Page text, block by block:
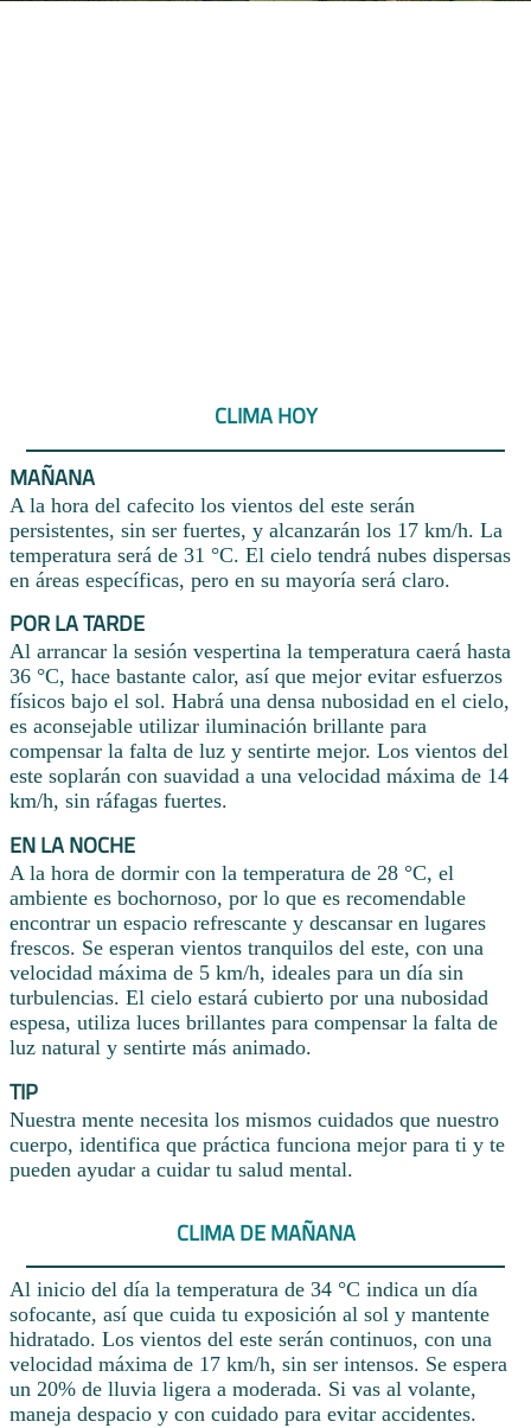
CLIMA HOY
MAÑANA
A la hora del cafecito los vientos del este serán
persistentes, sin ser fuertes, y alcanzarán los 17 km/h. La
temperatura será de 31 °C. El cielo tendrá nubes dispersas
en áreas específicas, pero en su mayoría será claro.
POR LA TARDE
Al arrancar la sesión vespertina la temperatura caerá hasta
36 °C, hace bastante calor, así que mejor evitar esfuerzos
físicos bajo el sol. Habrá una densa nubosidad en el cielo,
es aconsejable utilizar iluminación brillante para
compensar la falta de luz y sentirte mejor. Los vientos del
este soplarán con suavidad a una velocidad máxima de 14
km/h, sin ráfagas fuertes.
EN LA NOCHE
A la hora de dormir con la temperatura de 28 °C, el
ambiente es bochornoso, por lo que es recomendable
encontrar un espacio refrescante y descansar en lugares
frescos. Se esperan vientos tranquilos del este, con una
velocidad máxima de 5 km/h, ideales para un día sin
turbulencias. El cielo estará cubierto por una nubosidad
espesa, utiliza luces brillantes para compensar la falta de
luz natural y sentirte más animado.
TIP
Nuestra mente necesita los mismos cuidados que nuestro
cuerpo, identifica que práctica funciona mejor para ti y te
pueden ayudar a cuidar tu salud mental.
CLIMA DE MAÑANA
Al inicio del día la temperatura de 34 °C indica un día
sofocante, así que cuida tu exposición al sol y mantente
hidratado. Los vientos del este serán continuos, con una
velocidad máxima de 17 km/h, sin ser intensos. Se espera
un 20% de lluvia ligera a moderada. Si vas al volante,
maneja despacio y con cuidado para evitar accidentes.